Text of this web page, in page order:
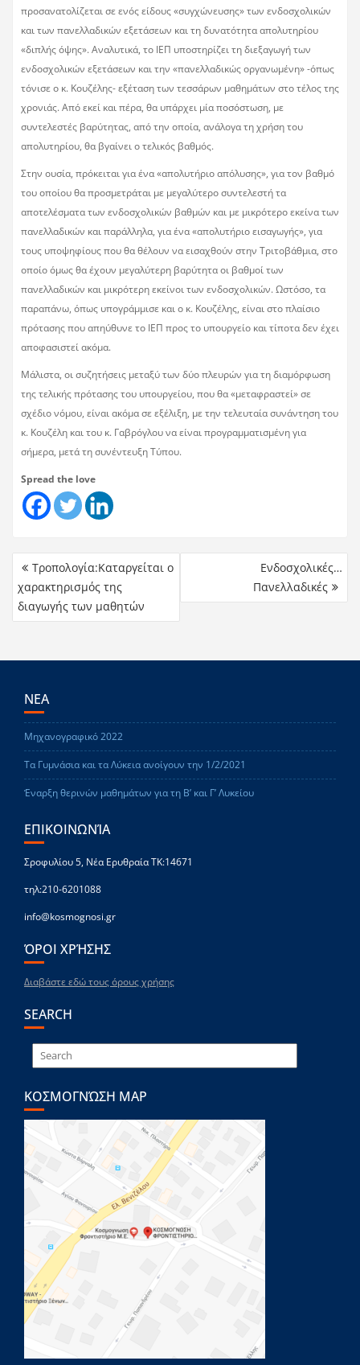
προσανατολίζεται σε ενός είδους «συγχώνευσης» των ενδοσχολικών
και των πανελλαδικών εξετάσεων και τη δυνατότητα απολυτηρίου
«διπλής όψης». Αναλυτικά, το ΙΕΠ υποστηρίζει τη διεξαγωγή των
ενδοσχολικών εξετάσεων και την «πανελλαδικώς οργανωμένη» -όπως
τόνισε ο κ. Κουζέλης- εξέταση των τεσσάρων μαθημάτων στο τέλος της
χρονιάς. Από εκεί και πέρα, θα υπάρχει μία ποσόστωση, με
συντελεστές βαρύτητας, από την οποία, ανάλογα τη χρήση του
απολυτηρίου, θα βγαίνει ο τελικός βαθμός.
Στην ουσία, πρόκειται για ένα «απολυτήριο απόλυσης», για τον βαθμό
του οποίου θα προσμετράται με μεγαλύτερο συντελεστή τα
αποτελέσματα των ενδοσχολικών βαθμών και με μικρότερο εκείνα των
πανελλαδικών και παράλληλα, για ένα «απολυτήριο εισαγωγής», για
τους υποψηφίους που θα θέλουν να εισαχθούν στην Τριτοβάθμια, στο
οποίο όμως θα έχουν μεγαλύτερη βαρύτητα οι βαθμοί των
πανελλαδικών και μικρότερη εκείνοι των ενδοσχολικών. Ωστόσο, τα
παραπάνω, όπως υπογράμμισε και ο κ. Κουζέλης, είναι στο πλαίσιο
πρότασης που απηύθυνε το ΙΕΠ προς το υπουργείο και τίποτα δεν έχει
αποφασιστεί ακόμα.
Μάλιστα, οι συζητήσεις μεταξύ των δύο πλευρών για τη διαμόρφωση
της τελικής πρότασης του υπουργείου, που θα «μεταφραστεί» σε
σχέδιο νόμου, είναι ακόμα σε εξέλιξη, με την τελευταία συνάντηση του
κ. Κουζέλη και του κ. Γαβρόγλου να είναι προγραμματισμένη για
σήμερα, μετά τη συνέντευξη Τύπου.
Spread the love
Τροπολογία:Καταργείται ο
χαρακτηρισμός της
διαγωγής των μαθητών
Ενδοσχολικές…
Πανελλαδικές
ΝΕΑ
Μηχανογραφικό 2022
Τα Γυμνάσια και τα Λύκεια ανοίγουν την 1/2/2021
Έναρξη θερινών μαθημάτων για τη Β’ και Γ’ Λυκείου
ΕΠΙΚΟΙΝΩΝΊΑ
Σροφυλίου 5, Νέα Ερυθραία ΤΚ:14671
τηλ:210-6201088
info@kosmognosi.gr
ΌΡΟΙ ΧΡΉΣΗΣ
Διαβάστε εδώ τους όρους χρήσης
SEARCH
ΚΟΣΜΟΓΝΏΣΗ MAP